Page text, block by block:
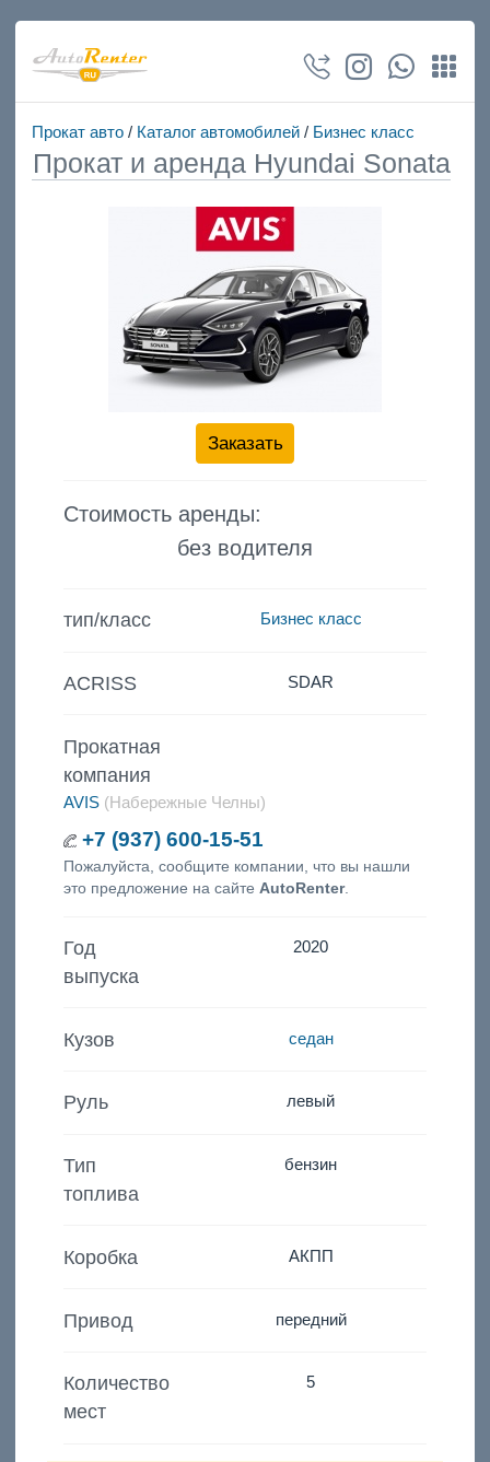
Прокат авто/ Каталог автомобилей/ Бизнес класс
Прокат и аренда Hyundai Sonata
Заказать
Стоимость аренды:
без водителя
тип/класс Бизнес класс
ACRISS SDAR
Прокатная
компания
AVIS(Набережные Челны)
+7 (937) 600-15-51
Пожалуйста, сообщите компании, что вы нашли
это предложение на сайте AutoRenter.
Год
выпуска
2020
Кузов седан
Руль левый
Тип
топлива
бензин
Коробка АКПП
Привод передний
Количество
мест
5